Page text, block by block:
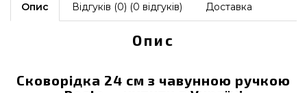
Опис Відгуків (0) (0 відгуків) Доставка
Опис
Сковорідка 24 см з чавунною ручкою